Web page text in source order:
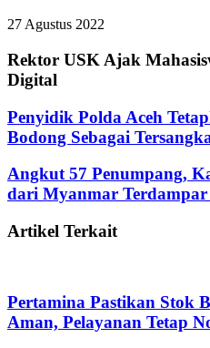
27 Agustus 2022
Rektor USK Ajak
Digital
Penyidik Polda Aceh
Bodong Sebagai
Angkut 57 Penumpang,
dari Myanmar Terdampar
Artikel Terkait
Pertamina Pastikan Stok
Aman, Pelayanan Tetap